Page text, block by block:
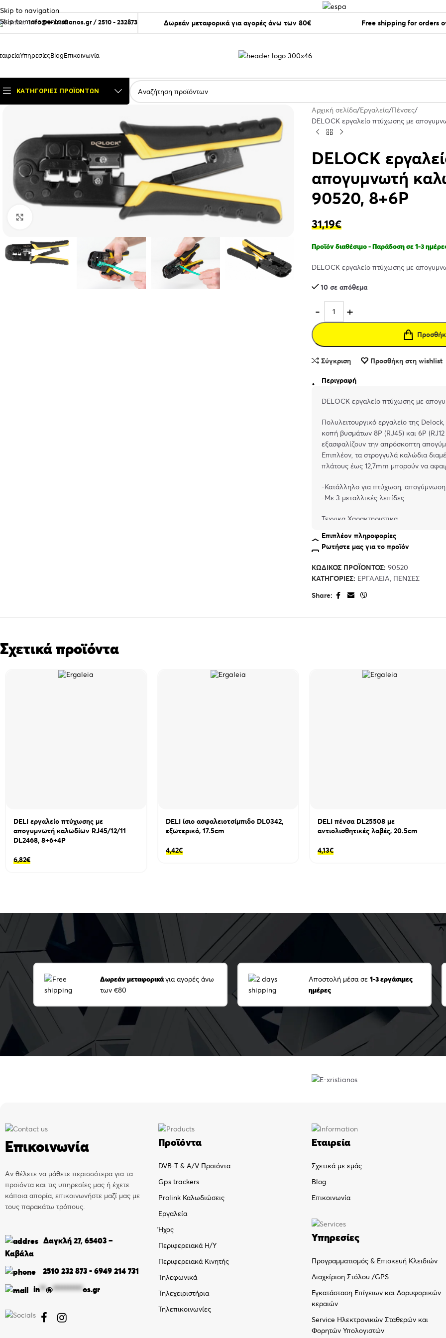
Skip to navigation
Skip to main content
info@e-xristianos.gr/2510 - 232873 Δωρεάν μεταφορικά για αγορές άνω των 80€ Free shipping for orders
ΥπηρεσίεςBlogΕπικοινωνία
ΚΑΤΗΓΟΡΊΕΣ ΠΡΟΪΌΝΤΩΝ
Αρχική σελίδα Εργαλεία Πένσες
DELOCK εργαλείο πτύχωσης με
DELOCK
απογυμνωτή
90520, 8+6P
31,19€
Προϊόν διαθέσιμο - Παράδοση σε 1-3
DELOCK εργαλείο πτύχωσης με
10 σε απόθεμα
Σύγκριση Προσθήκη στη wishlist
Περιγραφή
DELOCK εργαλείο πτύχωσης με
Πολυλειτουργικό εργαλείο της
κοπή βυσμάτων 8P (RJ45) και 6P
εξασφαλίζουν την απρόσκοπτη
Επιπλέον, τα στρογγυλά καλώδια
πλάτους έως 12,7mm μπορούν να
-Κατάλληλο για πτύχωση,
-Με 3 μεταλλικές λεπίδες
Τεχνικα Χαρακτηριστικα
Χρώμα: Κίτρινο-Μαύρο
Διαστάσεις (LxWxH): ca. 18.8 x 7.7 x 2.0
Περιεχόμενα Συσκευασίας
Crimping tool
1x replacement blade set
Επιπλέον πληροφορίες
Ρωτήστε μας για το προϊόν
ΚΩΔΙΚΌΣ ΠΡΟΪΌΝΤΟΣ: 90520
ΚΑΤΗΓΟΡΊΕΣ: ΕΡΓΑΛΕΊΑ ΠΈΝΣΕΣ
Share:
Σχετικά προϊόντα
DELI εργαλείο πτύχωσης με
απογυμνωτή καλωδίων RJ45/12/11
DL2468, 8+6+4P
6,82€
DELI ίσιο ασφαλειοτσίμπιδο DL0342,
εξωτερικό, 17.5cm
4,42€
DELI πένσα DL25508 με
αντιολισθητικές λαβές, 20.5cm
4,13€
Δωρεάν μεταφορικάγια αγορές άνω
των €80
Αποστολή μέσα σε 1-3 εργάσιμες
ημέρες
Επικοινωνία
Αν θέλετε να μάθετε περισσότερα για τα
προϊόντα και τις υπηρεσίες μας ή έχετε
κάποια απορία, επικοινωνήστε μαζί μας με
τους παρακάτω τρόπους.
Δαγκλή 27, 65403 –
Καβάλα
2510 232 873 - 6949 214 731
in**@**********os.gr
 
Προϊόντα
DVB-T & A/V Προϊόντα
Gps trackers
Prolink Καλωδιώσεις
Εργαλεία
Ήχος
Περιφερειακά Η/Υ
Περιφερειακά Κινητής
Τηλεφωνικά
Τηλεχειριστήρια
Τηλεπικοινωνίες
Εταιρεία
Σχετικά με εμάς
Blog
Επικοινωνία
Υπηρεσίες
Προγραμματισμός & Επισκευή Κλειδιών
Διαχείριση Στόλου /GPS
Εγκατάσταση Επίγειων και Δορυφορικών
κεραιών
Service Ηλεκτρονικών Σταθερών και
Φορητών Υπολογιστών